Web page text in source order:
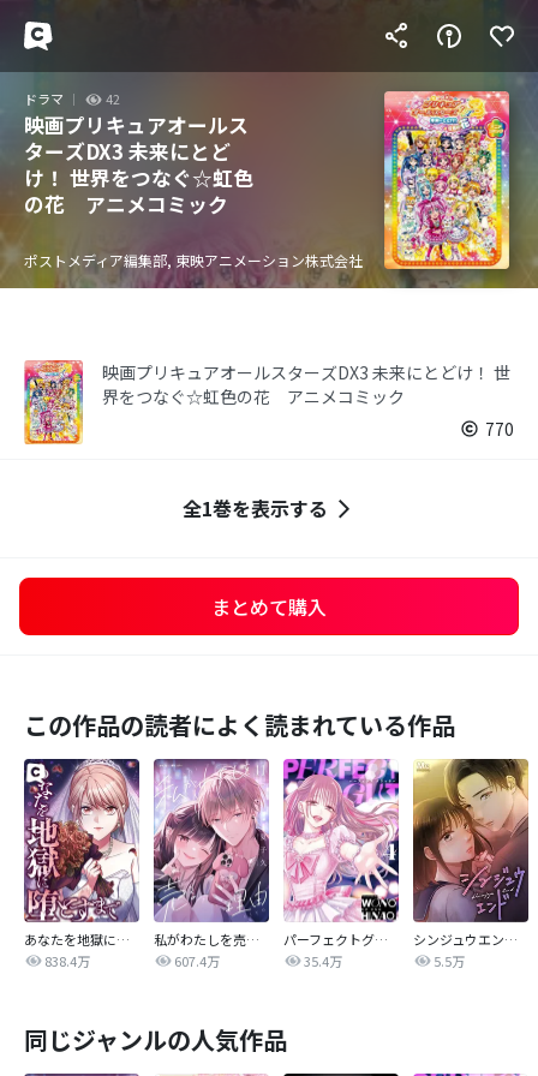
ドラマ 42
映画プリキュアオールス
ターズDX3 未来にとど
け！ 世界をつなぐ☆虹色
の花 アニメコミック
ポストメディア編集部, 東映アニメーション株式会社
映画プリキュアオールスターズDX3 未来にとどけ！ 世
界をつなぐ☆虹色の花 アニメコミック
770
全1巻を表示する
まとめて購入
この作品の読者によく読まれている作品
あなたを地獄に堕とすまで
838.4万
私がわたしを売る理由
607.4万
パーフェクトグリッター
35.4万
シンジュウエンド【タテヨミ】
5.5万
同じジャンルの人気作品